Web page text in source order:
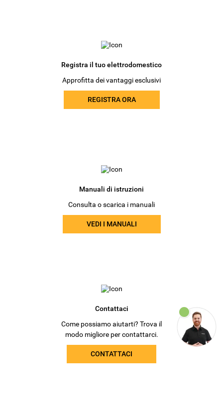
Registra il tuo elettrodomestico
Approfitta dei vantaggi esclusivi
REGISTRA ORA
Manuali di istruzioni
Consulta o scarica i manuali
VEDI I MANUALI
Contattaci
Come possiamo aiutarti? Trova il
modo migliore per contattarci.
CONTATTACI